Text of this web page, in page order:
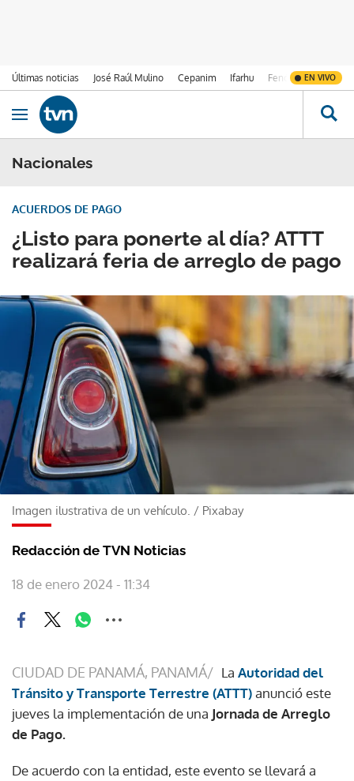
Últimas noticias José Raúl Mulino Cepanim Ifarhu Fenómeno de El
EN VIVO
Ir al contenido
Obrir navegació
Nacionales
¿Listo para ponerte al día? ATTT
realizará feria de arreglo de pago
ACUERDOS DE PAGO
Imagen ilustrativa de un vehículo. / Pixabay
Redacción de TVN Noticias
18 de enero 2024 - 11:34
CIUDAD DE PANAMÁ, PANAMÁ/ La Autoridad del
Tránsito y Transporte Terrestre (ATTT)anunció este
jueves la implementación de una Jornada de Arreglo
de Pago.
De acuerdo con la entidad, este evento se llevará a